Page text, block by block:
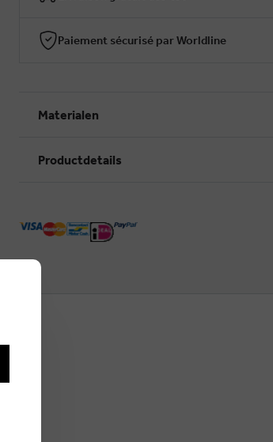
Paiement sécurisé par Worldline
Materialen
Productdetails